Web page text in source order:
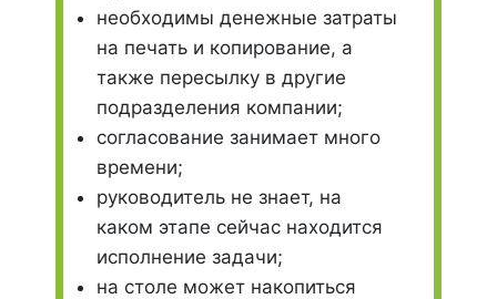
необходимы денежные затраты
на печать и копирование, а
также пересылку в другие
подразделения компании;
согласование занимает много
времени;
руководитель не знает, на
каком этапе сейчас находится
исполнение задачи;
на столе может накопиться